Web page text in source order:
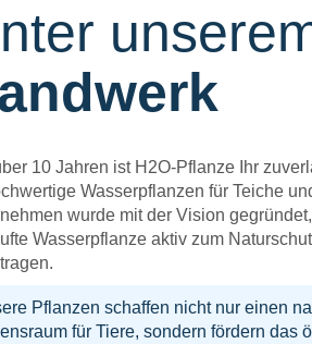
10 Jahren ist H2O-Pflanze Ihr
Wasserpflanzen für Teiche
wurde mit der Vision
Wasserpflanze aktiv zum
Pflanzen schaffen nicht nur einen
für Tiere, sondern fördern das